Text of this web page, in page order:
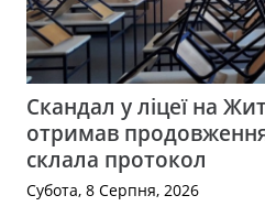
Скандал у ліцеї на
отримав
склала протокол
Субота, 8 Серпня, 2026